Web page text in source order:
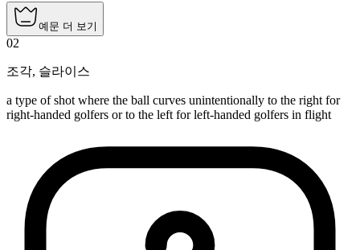
예문 더 보기
02
조각, 슬라이스
a type of shot where the ball curves unintentionally to the right for
right-handed golfers or to the left for left-handed golfers in flight